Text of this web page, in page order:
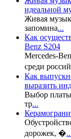
идеальной
Живая
запомина...
Как
Benz S204
Mercedes-
среди
Как
выразить
Выбор
тр...
дорожек, �